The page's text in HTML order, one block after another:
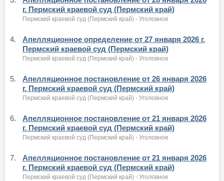
г. Пермский краевой суд (Пермский край)
Пермский краевой суд (Пермский край) - Уголовное
4.
Апелляционное определение от 27 января 2026 г.
Пермский краевой суд (Пермский край)
Пермский краевой суд (Пермский край) - Уголовное
5.
Апелляционное постановление от 26 января 2026
г. Пермский краевой суд (Пермский край)
Пермский краевой суд (Пермский край) - Уголовное
6.
Апелляционное постановление от 21 января 2026
г. Пермский краевой суд (Пермский край)
Пермский краевой суд (Пермский край) - Уголовное
7.
Апелляционное постановление от 21 января 2026
г. Пермский краевой суд (Пермский край)
Пермский краевой суд (Пермский край) - Уголовное